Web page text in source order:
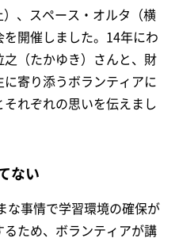
、スペース・オルタ（横
開催しました。14年にわ
（たかゆき）さんと、財
寄り添うボランティアに
れぞれの思いを伝えまし
ない
な事情で学習環境の確保が
ため、ボランティアが講